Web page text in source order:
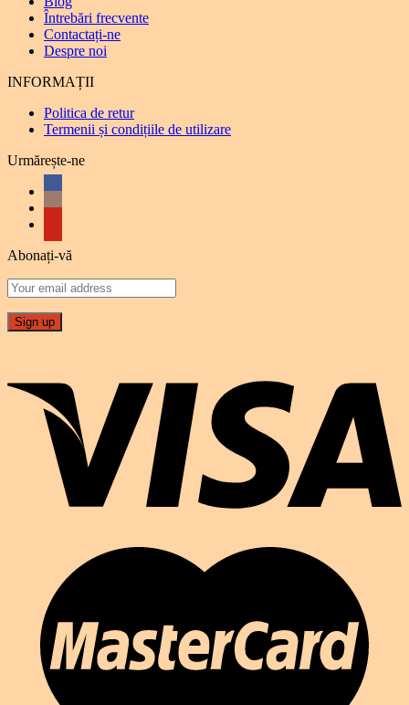
Întrebări frecvente
Contactați-ne
Despre noi
INFORMAȚII
Politica de retur
Termenii și condițiile de utilizare
Urmărește-ne
Abonați-vă